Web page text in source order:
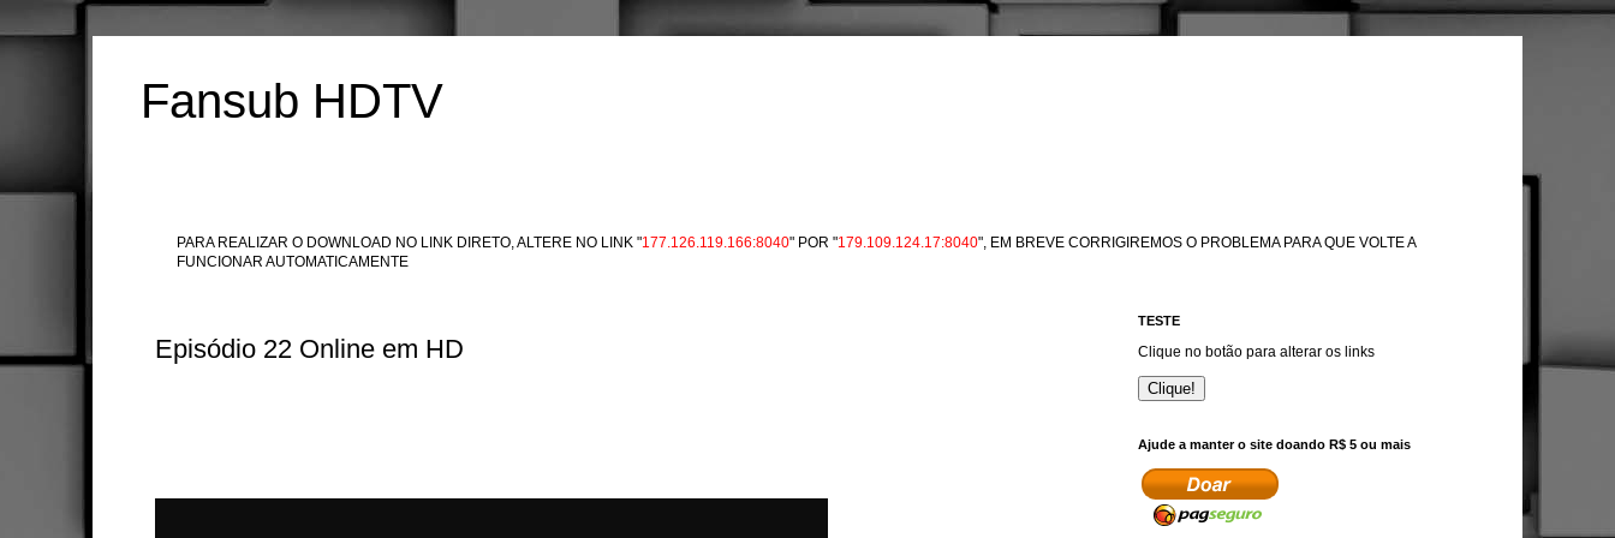
Fansub HDTV
PARA REALIZAR O DOWNLOAD NO LINK DIRETO, ALTERE NO LINK "177.126.119.166:8040" POR "179.109.124.17:8040", EM BREVE CORRIGIREMOS O PROBLEMA PARA QUE VOLTE A
FUNCIONAR AUTOMATICAMENTE
Episódio 22 Online em HD
TESTE
Clique no botão para alterar os links
Clique!
Ajude a manter o site doando R$ 5 ou mais